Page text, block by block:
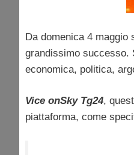
Da domenica 4 maggio
grandissimo successo.
economica, politica,
Vice onSky Tg24,
piattaforma, come